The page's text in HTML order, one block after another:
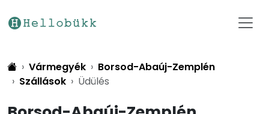
Vármegyék
Borsod-Abaúj-Zemplén
Szállások
Üdülés